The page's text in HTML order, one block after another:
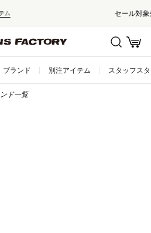
テムは10%ポイント還元！
ブランド 別注アイテム スタッフス
ド一覧